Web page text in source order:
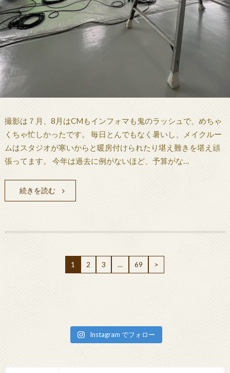
撮影は７月、8月はCMもインフォマも鬼のラッシュで、めちゃ
くちゃ忙しかったです。 毎日とんでもなく暑いし、メイクルー
ムはスタジオが寒いからと暖房付けられたり堪え難きを堪え頑
張ってます。 今年は過去に例がないほど、予算がな…
続きを読む
1 2 3 … 69 >
Instagram でフォロー